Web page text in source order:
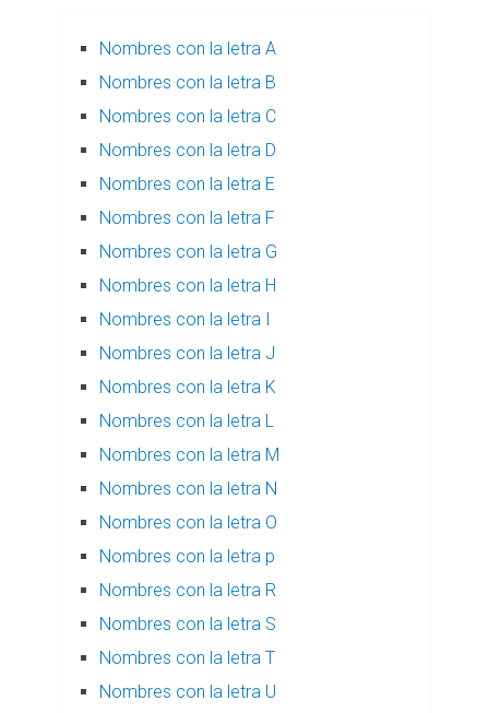
Nombres con la letra A
Nombres con la letra B
Nombres con la letra C
Nombres con la letra D
Nombres con la letra E
Nombres con la letra F
Nombres con la letra G
Nombres con la letra H
Nombres con la letra I
Nombres con la letra J
Nombres con la letra K
Nombres con la letra L
Nombres con la letra M
Nombres con la letra N
Nombres con la letra O
Nombres con la letra p
Nombres con la letra R
Nombres con la letra S
Nombres con la letra T
Nombres con la letra U